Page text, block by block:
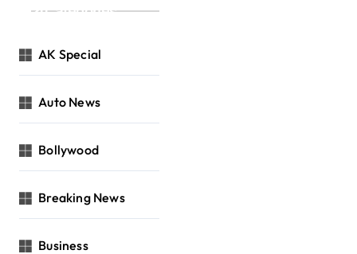
Categories
AK Special
Auto News
Bollywood
Breaking News
Business